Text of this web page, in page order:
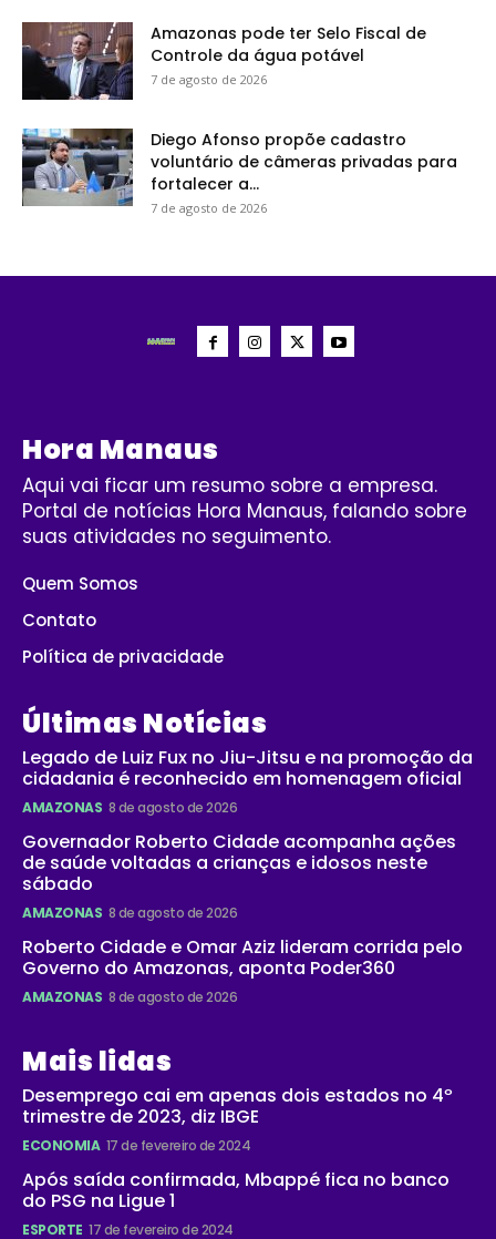
Amazonas pode ter Selo Fiscal de
Controle da água potável
7 de agosto de 2026
Diego Afonso propõe cadastro
voluntário de câmeras privadas para
fortalecer a...
7 de agosto de 2026
Hora Manaus
Aqui vai ficar um resumo sobre a empresa.
Portal de notícias Hora Manaus, falando sobre
suas atividades no seguimento.
Quem Somos
Contato
Política de privacidade
Últimas Notícias
Legado de Luiz Fux no Jiu-Jitsu e na promoção da
cidadania é reconhecido em homenagem oficial
AMAZONAS 8 de agosto de 2026
Governador Roberto Cidade acompanha ações
de saúde voltadas a crianças e idosos neste
sábado
AMAZONAS 8 de agosto de 2026
Roberto Cidade e Omar Aziz lideram corrida pelo
Governo do Amazonas, aponta Poder360
AMAZONAS 8 de agosto de 2026
Mais lidas
Desemprego cai em apenas dois estados no 4º
trimestre de 2023, diz IBGE
ECONOMIA 17 de fevereiro de 2024
Após saída confirmada, Mbappé fica no banco
do PSG na Ligue 1
ESPORTE 17 de fevereiro de 2024